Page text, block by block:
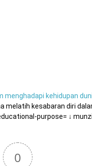
kehidupan
kesabaran diri
purpose= ↓
0